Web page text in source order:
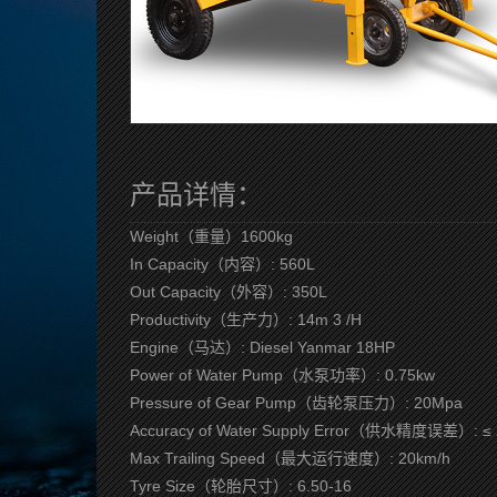
产品详情：
Weight（重量）1600kg
In Capacity（内容）: 560L
Out Capacity（外容）: 350L
Productivity（生产力）: 14m 3 /H
Engine（马达）: Diesel Yanmar 18HP
Power of Water Pump（水泵功率）: 0.75kw
Pressure of Gear Pump（齿轮泵压力）: 20Mpa
Accuracy of Water Supply Error（供水精度误差）: ≤
Max Trailing Speed（最大运行速度）: 20km/h
Tyre Size（轮胎尺寸）: 6.50-16